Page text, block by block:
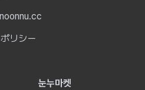
リシー
눈누마켓